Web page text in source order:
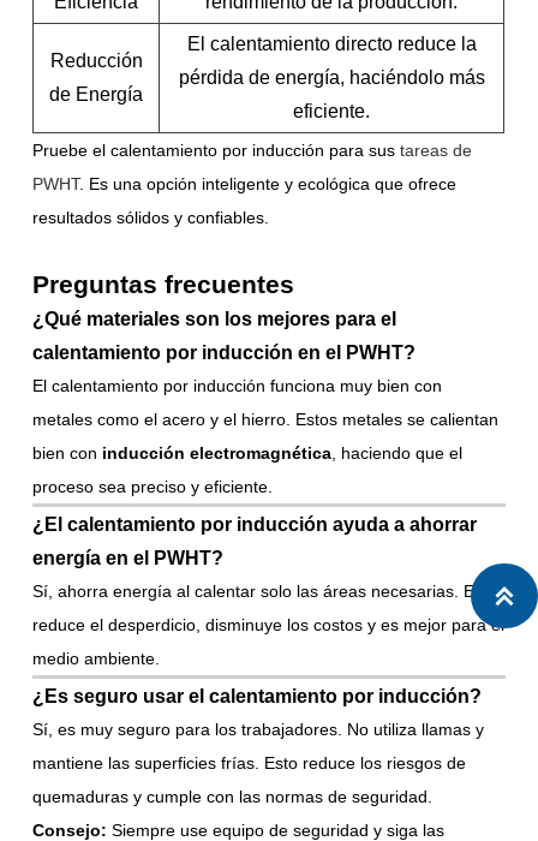
Reducción
de Energía
El calentamiento directo reduce la
pérdida de energía, haciéndolo más
eficiente.
Pruebe el calentamiento por inducción para sustareas de
PWHT. Es una opción inteligente y ecológica que ofrece
resultados sólidos y confiables.
Preguntas frecuentes
¿Qué materiales son los mejores para el
calentamiento por inducción en el PWHT?
El calentamiento por inducción funciona muy bien con
metales como el acero y el hierro. Estos metales se calientan
bien con inducción electromagnética , haciendo que el
proceso sea preciso y eficiente.
¿El calentamiento por inducción ayuda a ahorrar
energía en el PWHT?
Sí, ahorra energía al calentar solo las áreas necesarias. Esto
reduce el desperdicio, disminuye los costos y es mejor para el
medio ambiente.
¿Es seguro usar el calentamiento por inducción?
Sí, es muy seguro para los trabajadores. No utiliza llamas y
mantiene las superficies frías. Esto reduce los riesgos de
quemaduras y cumple con las normas de seguridad.
Consejo: Siempre use equipo de seguridad y siga las
